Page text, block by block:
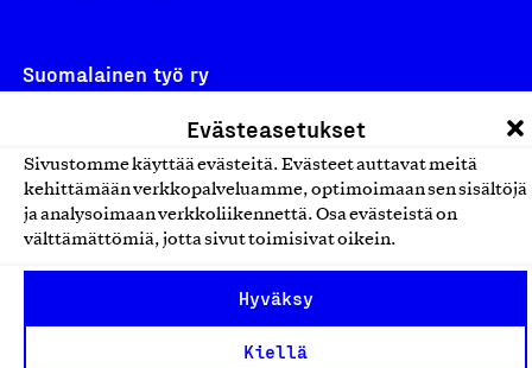
Evästeasetukset
Sivustomme käyttää evästeitä. Evästeet auttavat meitä
kehittämään verkkopalveluamme, optimoimaan sen sisältöjä
ja analysoimaan verkkoliikennettä. Osa evästeistä on
välttämättömiä, jotta sivut toimisivat oikein.
Hyväksy
Kiellä
Suomalainen työ ry
00130 Helsinki
Finland
asiakaspalvelu@suomalainentyo.fi
laskutus@suomalainentyo.fi